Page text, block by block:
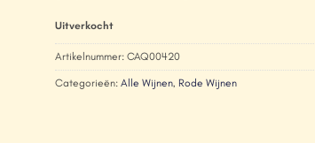
Uitverkocht
Artikelnummer:CAQ00420
Categorieën:Alle Wijnen, Rode Wijnen